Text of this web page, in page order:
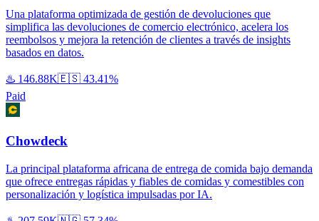
Una plataforma optimizada de gestión de devoluciones que
simplifica las devoluciones de comercio electrónico, acelera los
reembolsos y mejora la retención de clientes a través de insights
basados en datos.
♨️ 146.88K🇪🇸 43.41%
Paid
Chowdeck
La principal plataforma africana de entrega de comida bajo demanda
que ofrece entregas rápidas y fiables de comidas y comestibles con
personalización y logística impulsadas por IA.